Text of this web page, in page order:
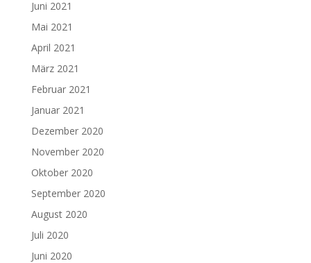
Juni 2021
Mai 2021
April 2021
März 2021
Februar 2021
Januar 2021
Dezember 2020
November 2020
Oktober 2020
September 2020
August 2020
Juli 2020
Juni 2020